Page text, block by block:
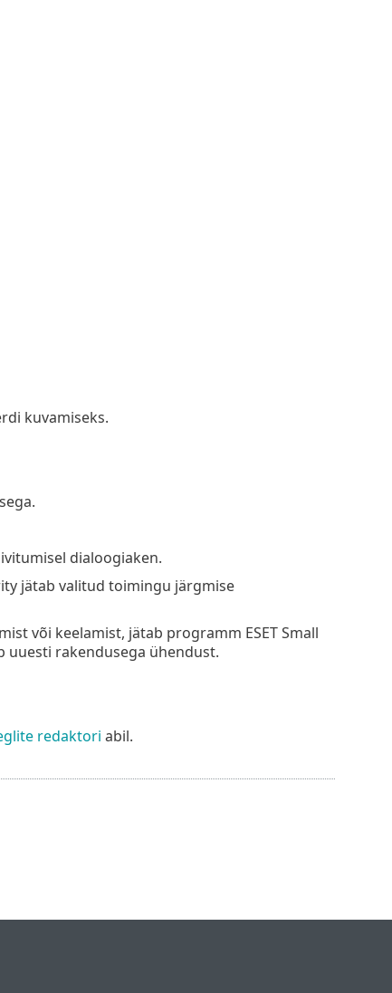
kuvamiseks.
dialoogiaken.
jätab valitud toimingu järgmise
või keelamist, jätab programm ESET Small
uuesti rakendusega ühendust.
redaktori abil.